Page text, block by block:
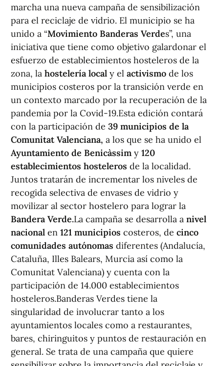
marcha una nueva campaña de sensibilización
para el reciclaje de vidrio. El municipio se ha
unido a “Movimiento Banderas Verdes”, una
iniciativa que tiene como objetivo galardonar el
esfuerzo de establecimientos hosteleros de la
zona, la hostelería local y el activismo de los
municipios costeros por la transición verde en
un contexto marcado por la recuperación de la
pandemia por la Covid-19.Esta edición contará
con la participación de 39 municipios de la
Comunitat Valenciana, a los que se ha unido el
Ayuntamiento de Benicàssim y 120
establecimientos hosteleros de la localidad.
Juntos tratarán de incrementar los niveles de
recogida selectiva de envases de vidrio y
movilizar al sector hostelero para lograr la
Bandera Verde.La campaña se desarrolla a nivel
nacional en 121 municipios costeros, de cinco
comunidades autónomas diferentes (Andalucía,
Cataluña, Illes Balears, Murcia así como la
Comunitat Valenciana) y cuenta con la
participación de 14.000 establecimientos
hosteleros.Banderas Verdes tiene la
singularidad de involucrar tanto a los
ayuntamientos locales como a restaurantes,
bares, chiringuitos y puntos de restauración en
general. Se trata de una campaña que quiere